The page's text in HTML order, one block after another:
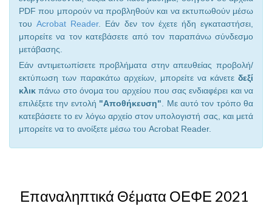
PDF που μπορούν να προβληθούν και να εκτυπωθούν μέσω
τουAcrobat Reader. Εάν δεν τον έχετε ήδη εγκαταστήσει,
μπορείτε να τον κατεβάσετε από τον παραπάνω σύνδεσμο
μετάβασης.
Εάν αντιμετωπίσετε προβλήματα στην απευθείας προβολή/
εκτύπωση των παρακάτω αρχείων, μπορείτε να κάνετε δεξί
κλικ πάνω στο όνομα του αρχείου που σας ενδιαφέρει και να
επιλέξετε την εντολή "Αποθήκευση". Με αυτό τον τρόπο θα
κατεβάσετε το εν λόγω αρχείο στον υπολογιστή σας, και μετά
μπορείτε να το ανοίξετε μέσω του Acrobat Reader.
Επαναληπτικά Θέματα ΟΕΦΕ 2021